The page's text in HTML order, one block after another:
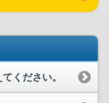
ください。